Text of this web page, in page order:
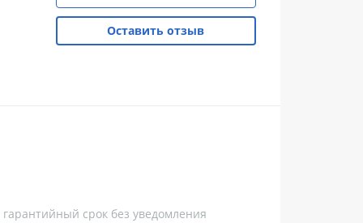
Оставить отзыв
срок без уведомления